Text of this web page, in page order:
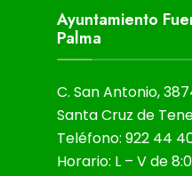
Ayuntamiento
Palma
C. San Antonio,
Santa Cruz de
Teléfono: 922 44
Horario: L – V de